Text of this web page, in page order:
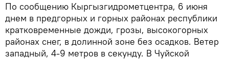
По сообщению Кыргызгидрометцентра, 6 июня
днем в предгорных и горных районах республики
кратковременные дожди, грозы, высокогорных
районах снег, в долинной зоне без осадков. Ветер
западный, 4-9 метров в секунду. В Чуйской